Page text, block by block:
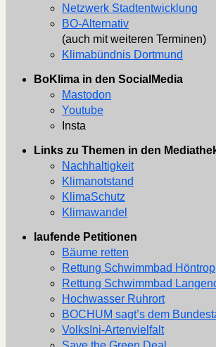
Netzwerk Stadtentwicklung
BO-Alternativ
(auch mit weiteren Terminen)
Klimabündnis Dortmund
BoKlima in den SocialMedia
Mastodon
Youtube
Insta
Links zu Themen in den
Nachhaltigkeit
Klimanotstand
KlimaSchutz
Klimawandel
laufende Petitionen
Bäume retten
Rettung Schwimmbad Höntrop
Rettung Schwimmbad
Hochwasser Ruhrort
BOCHUM sagt’s dem
VolksIni-Artenvielfalt